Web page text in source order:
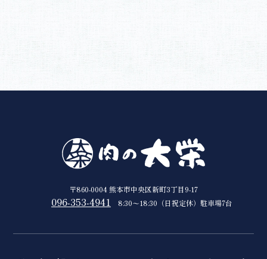
〒860-0004 熊本市中央区新町3丁目9-17
096-353-4941 8:30〜18:30（日祝定休）駐車場7台